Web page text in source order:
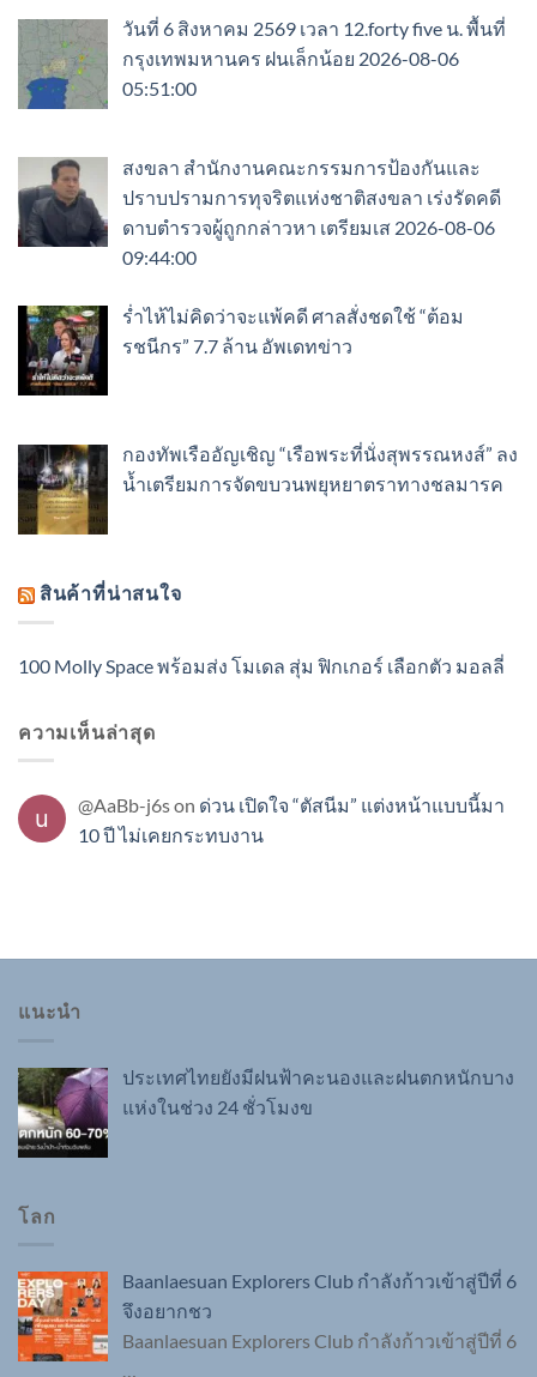
วันที่ 6 สิงหาคม 2569 เวลา 12.forty five น. พื้นที่
กรุงเทพมหานคร ฝนเล็กน้อย 2026-08-06
05:51:00
สงขลา สำนักงานคณะกรรมการป้องกันและ
ปราบปรามการทุจริตแห่งชาติสงขลา เร่งรัดคดี
ดาบตำรวจผู้ถูกกล่าวหา เตรียมเส 2026-08-06
09:44:00
ร่ำไห้ไม่คิดว่าจะแพ้คดี ศาลสั่งชดใช้ “ต้อม
รชนีกร” 7.7 ล้าน อัพเดทข่าว
กองทัพเรืออัญเชิญ “เรือพระที่นั่งสุพรรณหงส์” ลง
น้ำเตรียมการจัดขบวนพยุหยาตราทางชลมารค
สินค้าที่น่าสนใจ
100 Molly Space พร้อมส่ง โมเดล สุ่ม ฟิกเกอร์ เลือกตัว มอลลี่
ความเห็นล่าสุด
@AaBb-j6son ด่วน เปิดใจ “ตัสนีม” แต่งหน้าแบบนี้มา
10 ปี ไม่เคยกระทบงาน
แนะนำ
ประเทศไทยยังมีฝนฟ้าคะนองและฝนตกหนักบาง
แห่งในช่วง 24 ชั่วโมงข
โลก
Baanlaesuan Explorers Club กำลังก้าวเข้าสู่ปีที่ 6
จึงอยากชว
Baanlaesuan Explorers Club กำลังก้าวเข้าสู่ปีที่ 6
…